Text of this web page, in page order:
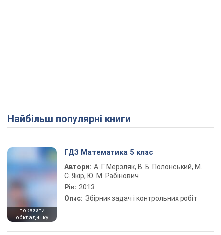
Найбільш популярні книги
показати
обкладинку
ГДЗ Математика 5 клас
Автори: А. Г. Мерзляк, В. Б. Полонський, М.
С. Якір, Ю. М. Рабінович
Рік: 2013
Опис: Збірник задач і контрольних робіт